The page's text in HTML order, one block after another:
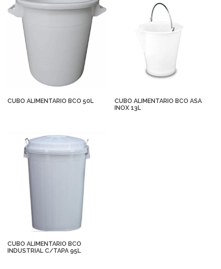
CUBO ALIMENTARIO BCO 50L
CUBO ALIMENTARIO BCO ASA
INOX 13L
CUBO ALIMENTARIO BCO
INDUSTRIAL C/TAPA 95L